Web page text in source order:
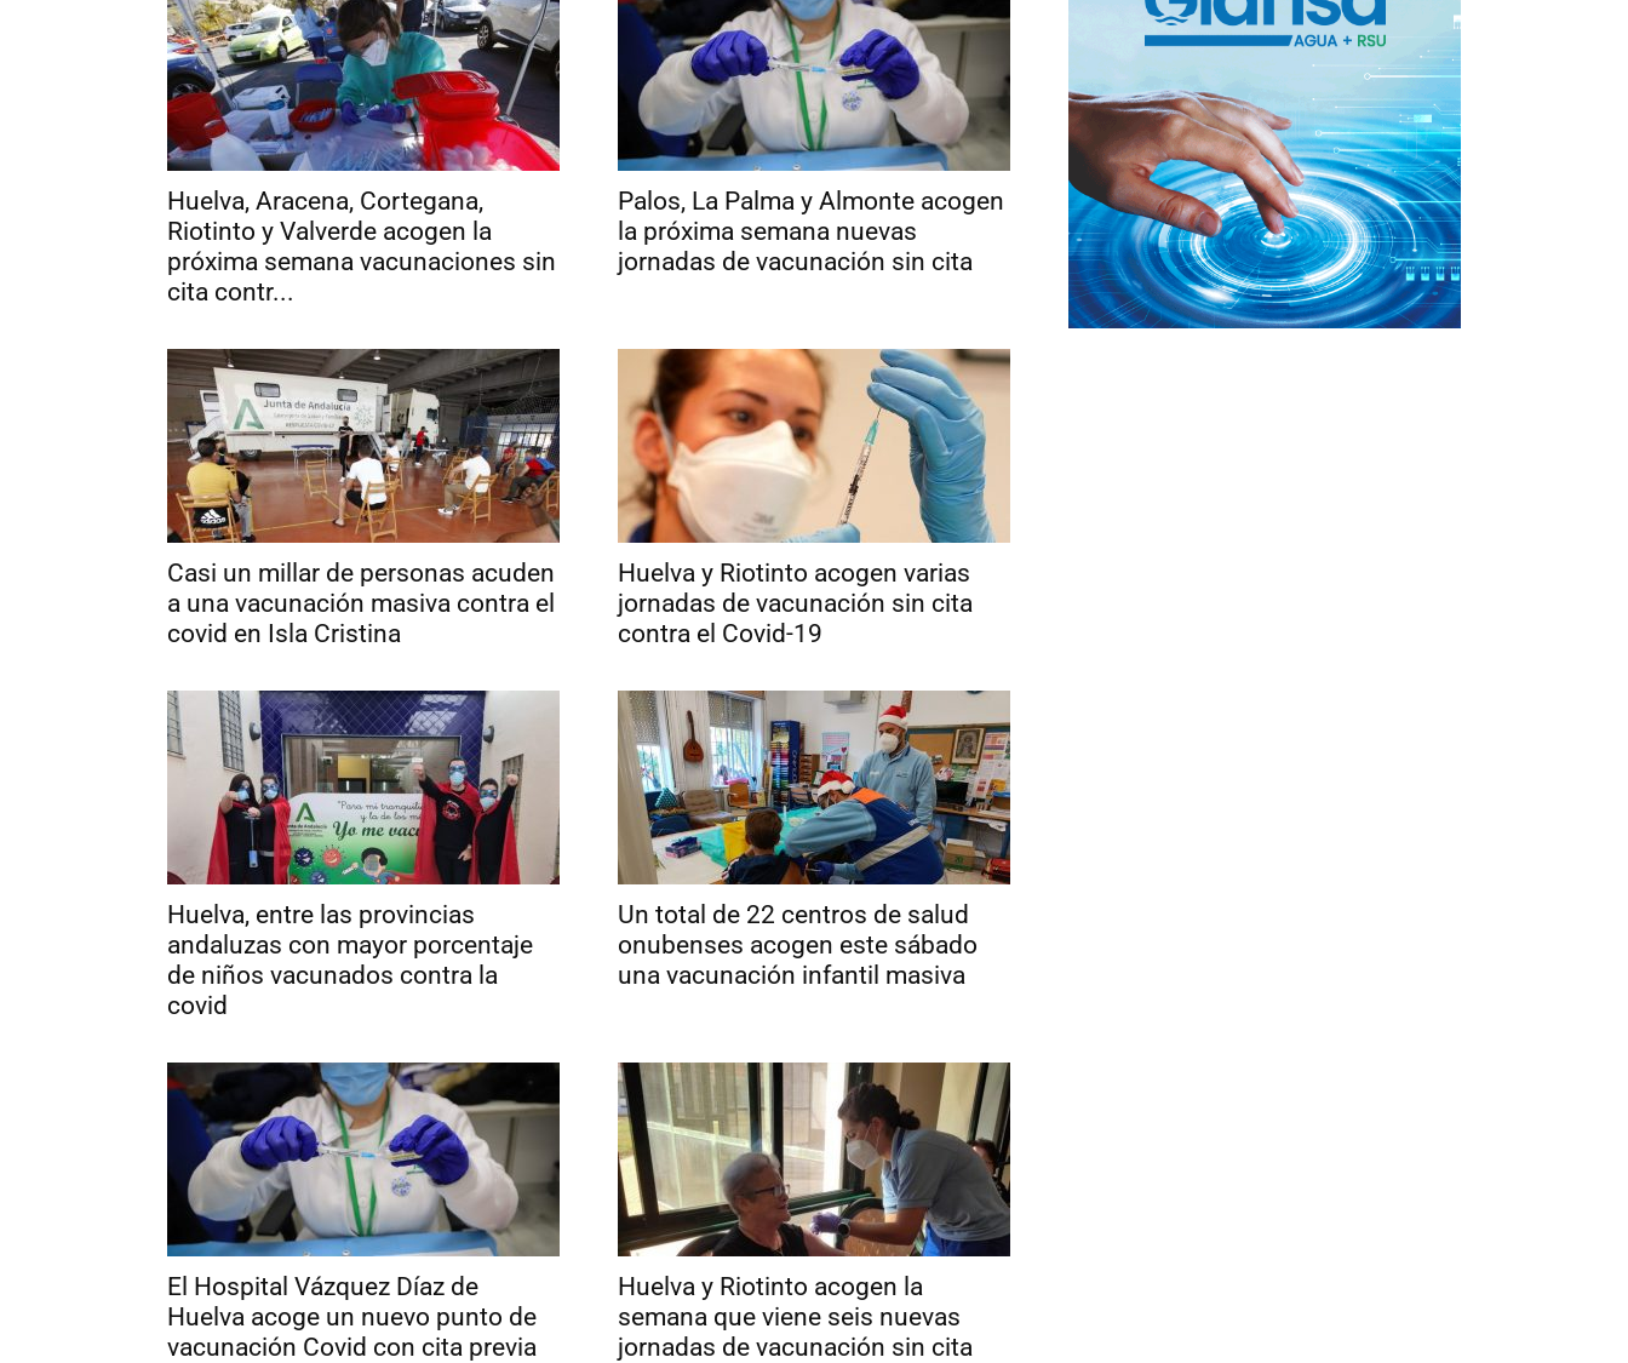
Huelva, Aracena, Cortegana,
Riotinto y Valverde acogen la
próxima semana vacunaciones sin
cita contr...
Palos, La Palma y Almonte acogen
la próxima semana nuevas
jornadas de vacunación sin cita
Casi un millar de personas acuden
a una vacunación masiva contra el
covid en Isla Cristina
Huelva y Riotinto acogen varias
jornadas de vacunación sin cita
contra el Covid-19
Huelva, entre las provincias
andaluzas con mayor porcentaje
de niños vacunados contra la
covid
Un total de 22 centros de salud
onubenses acogen este sábado
una vacunación infantil masiva
El Hospital Vázquez Díaz de
Huelva acoge un nuevo punto de
vacunación Covid con cita previa
Huelva y Riotinto acogen la
semana que viene seis nuevas
jornadas de vacunación sin cita